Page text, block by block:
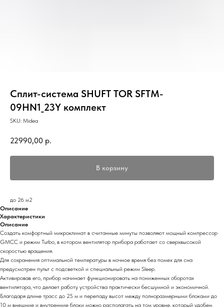
Сплит-система SHUFT TOR SFTM-
09HN1_23Y комплект
SKU: Midea
22990,00 р.
В корзину
до 26 м2
Описание
Характеристики
Описание
Создать комфортный микроклимат в считанные минуты позволяют мощный компрессор
GMCC и режим Turbo, в котором вентилятор прибора работает со сверхвысокой
скоростью вращения.
Для сохранения оптимальной температуры в ночное время без помех для сна
предусмотрен пульт с подсветкой и специальный режим Sleep.
Активировав его, прибор начинает функционировать на пониженных оборотах
вентилятора, что делает работу устройства практически бесшумной и экономичной.
Благодаря длине трасс до 25 м и перепаду высот между полноразмерными блоками до
10 м внешние и внутренние блоки можно располагать на том уровне, который удобен.